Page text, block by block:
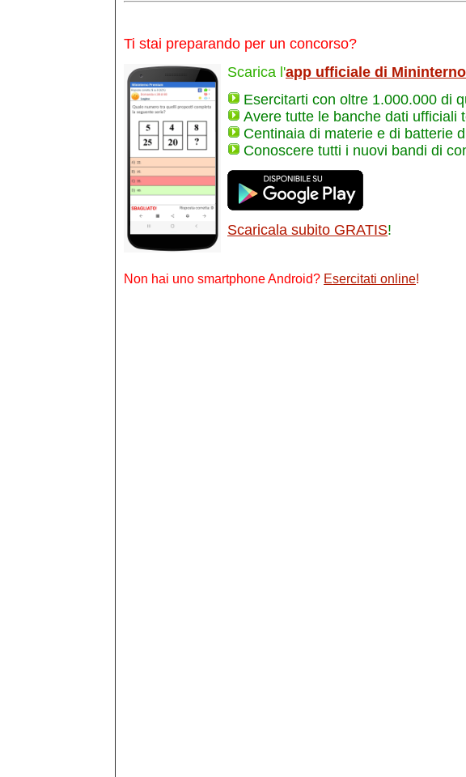
Ti stai preparando per un concorso?
Scarica l'app ufficiale di Mininterno
Esercitarti con oltre 1.000.000 di
Avere tutte le banche dati ufficiali
Centinaia di materie e di batterie
Conoscere tutti i nuovi bandi di
Scaricala subito GRATIS!
Non hai uno smartphone Android? Esercitati online!